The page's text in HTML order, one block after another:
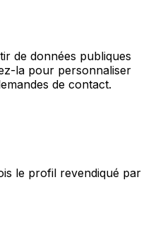
de données publiques
la pour personnaliser
de contact.
le profil revendiqué par